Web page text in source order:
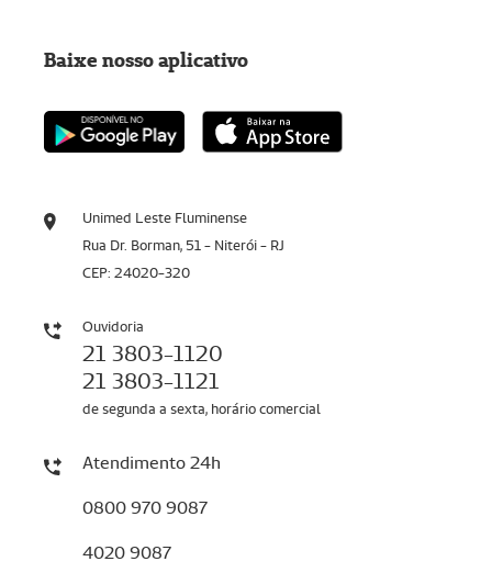
Unimed Leste Fluminense
Rua Dr. Borman, 51 - Niterói - RJ
CEP: 24020-320
Ouvidoria
21 3803-1120
21 3803-1121
de segunda a sexta, horário comercial
Atendimento 24h
0800 970 9087
4020 9087
Baixe nosso aplicativo